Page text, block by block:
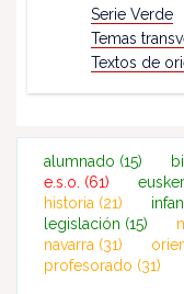
Serie Verde
Temas
Textos de
alumnado (15)
e.s.o. (61)
historia (21)
legislación (15)
navarra (31)
profesorado (31)